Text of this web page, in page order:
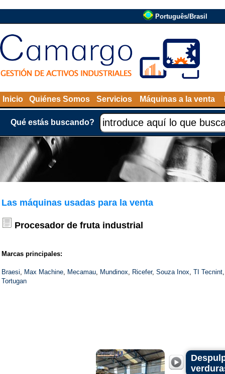
Português/Brasil
Inicio Quiénes Somos Servicios Máquinas a la venta
Qué estás buscando?
Las máquinas usadas para la venta
Procesador de fruta industrial
Marcas principales:
Braesi, Max Machine, Mecamau, Mundinox, Ricefer, Souza Inox, TI Tecnint,
Tortugan